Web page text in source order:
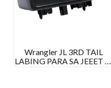
Wrangler JL 3RD TAIL
LABING PARA SA JEEET JL